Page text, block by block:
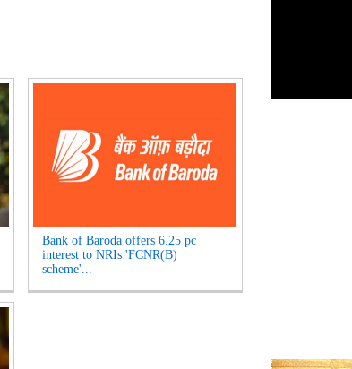
Bank of Baroda offers 6.25 pc
interest to NRIs 'FCNR(B)
scheme'...